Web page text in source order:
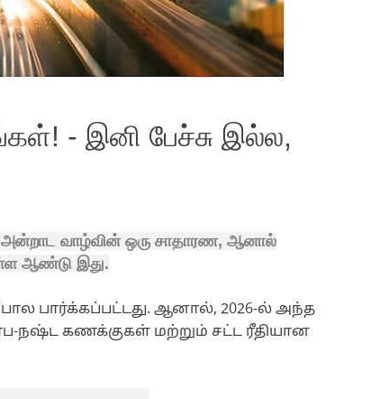
- இனி பேச்சு இல்ல,
வாழ்வின் ஒரு சாதாரண, ஆனால்
ஆண்டு இது.
பார்க்கப்பட்டது. ஆனால், 2026-ல் அந்த
நஷ்ட கணக்குகள் மற்றும் சட்ட ரீதியான